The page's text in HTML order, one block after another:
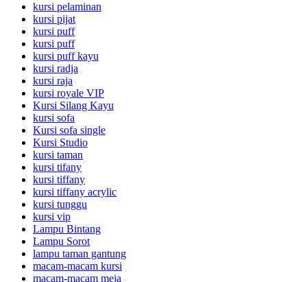
kursi pelaminan
kursi pijat
kursi puff
kursi puff
kursi puff kayu
kursi radja
kursi raja
kursi royale VIP
Kursi Silang Kayu
kursi sofa
Kursi sofa single
Kursi Studio
kursi taman
kursi tifany
kursi tiffany
kursi tiffany acrylic
kursi tunggu
kursi vip
Lampu Bintang
Lampu Sorot
lampu taman gantung
macam-macam kursi
macam-macam meja